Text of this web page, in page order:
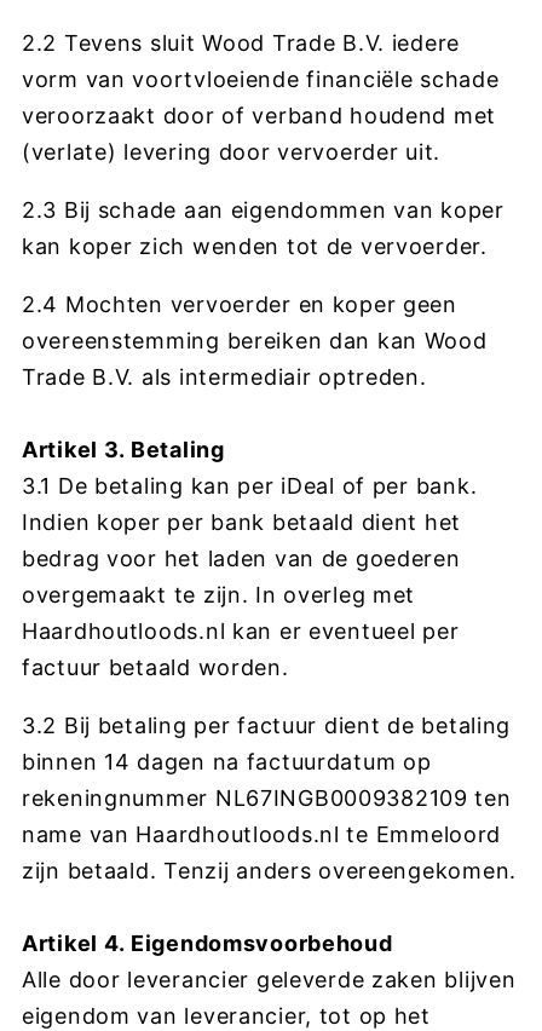
2.2 Tevens sluit Wood Trade B.V. iedere
vorm van voortvloeiende financiële schade
veroorzaakt door of verband houdend met
(verlate) levering door vervoerder uit.
2.3 Bij schade aan eigendommen van koper
kan koper zich wenden tot de vervoerder.
2.4 Mochten vervoerder en koper geen
overeenstemming bereiken dan kan Wood
Trade B.V. als intermediair optreden.
Artikel 3. Betaling
3.1 De betaling kan per iDeal of per bank.
Indien koper per bank betaald dient het
bedrag voor het laden van de goederen
overgemaakt te zijn. In overleg met
Haardhoutloods.nl kan er eventueel per
factuur betaald worden.
3.2 Bij betaling per factuur dient de betaling
binnen 14 dagen na factuurdatum op
rekeningnummer NL67INGB0009382109 ten
name van Haardhoutloods.nlte Emmeloord
zijn betaald. Tenzij anders overeengekomen.
Artikel 4. Eigendomsvoorbehoud
Alle door leverancier geleverde zaken blijven
eigendom van leverancier, tot op het